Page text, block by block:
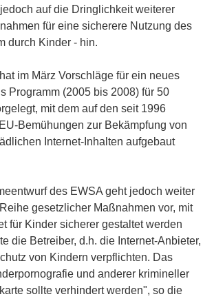
auf die Dringlichkeit weiterer
für eine sicherere Nutzung des
durch Kinder - hin.
im März Vorschläge für ein neues
Programm (2005 bis 2008) für 50
mit dem auf den seit 1996
Bemühungen zur Bekämpfung von
Internet-Inhalten aufgebaut
des EWSA geht jedoch weiter
gesetzlicher Maßnahmen vor, mit
für Kinder sicherer gestaltet werden
die Betreiber, d.h. die Internet-Anbieter,
von Kindern verpflichten. Das
und anderer krimineller
sollte verhindert werden", so die